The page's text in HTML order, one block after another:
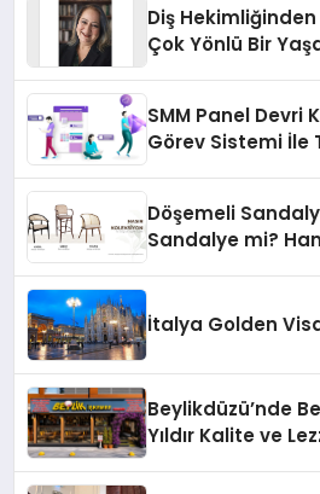
Diş
Çok Yönlü Bir
SMM Panel Devri
Görev Sistemi İle
Döşemeli
Sandalye mi?
İtalya Golden
Beylikdüzü’nde
Yıldır Kalite ve